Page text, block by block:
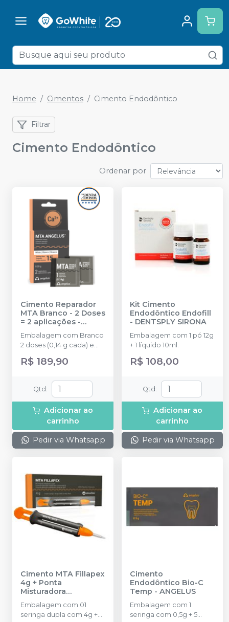
Home Cimentos Cimento Endodôntico
Filtrar
Cimento Endodôntico
Ordenar por
Cimento Reparador
MTA Branco - 2 Doses
= 2 aplicações -
ANGELUS
Embalagem com Branco
2 doses (0,14 g cada) e
água destilada (3 ml)
R$ 189,90
Qtd :
Adicionar ao
carrinho
Pedir via Whatsapp
Kit Cimento
Endodôntico Endofill
- DENTSPLY SIRONA
Embalagem com 1 pó 12g
+ 1 líquido 10ml.
R$ 108,00
Qtd :
Adicionar ao
carrinho
Pedir via Whatsapp
Cimento MTA Fillapex
4g + Ponta
Misturadora
Intracanal
Embalagem com 01
seringa dupla com 4g +
Cimento
Endodôntico Bio-C
Temp - ANGELUS
Embalagem com 1
seringa com 0,5g + 5